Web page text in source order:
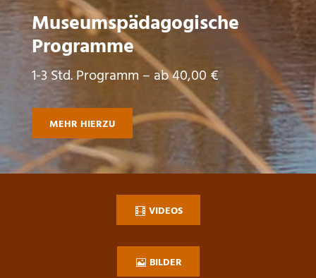
Museumspädagogische
Programme
1-3 Std. Programm – ab 40,00 €
MEHR HIERZU
VIDEOS
BILDER